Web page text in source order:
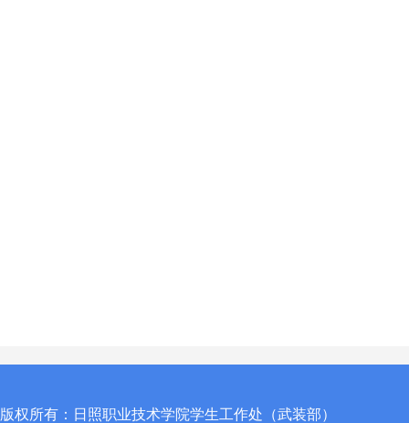
版权所有：日照职业技术学院学生工作处（武装部）